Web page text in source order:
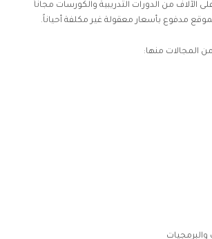
الآلاف من الدورات التدريبية والكورسات مجاناً
مدفوع بأسعار معقولة غير مكلفة أحياناً.
المجالات منها: